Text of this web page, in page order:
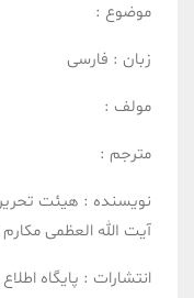
موضوع :
زبان : فارسی
مولف :
مترجم :
نویسنده : هیئت
آیت الله العظمی
انتشارات : پایگاه